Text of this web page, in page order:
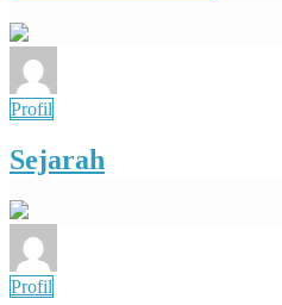
Profil
Sejarah
Profil